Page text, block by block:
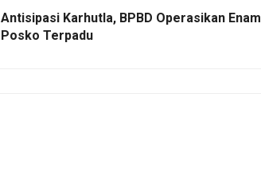
Antisipasi Karhutla, BPBD Operasikan Enam
Posko Terpadu